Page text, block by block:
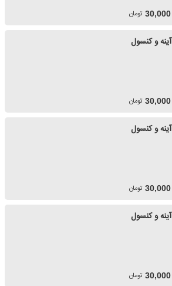
30,000 تومان
آینه و کنسول
30,000 تومان
آینه و کنسول
30,000 تومان
آینه و کنسول
30,000 تومان